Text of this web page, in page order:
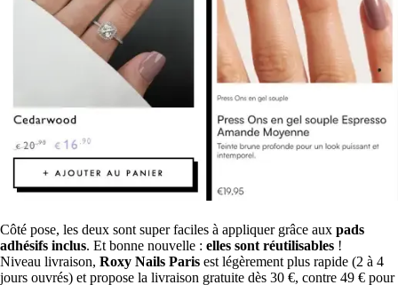
Côté pose, les deux sont super faciles à appliquer grâce aux pads
adhésifs inclus. Et bonne nouvelle : elles sont réutilisables !
Niveau livraison, Roxy Nails Paris est légèrement plus rapide (2 à 4
jours ouvrés) et propose la livraison gratuite dès 30 €, contre 49 € pour